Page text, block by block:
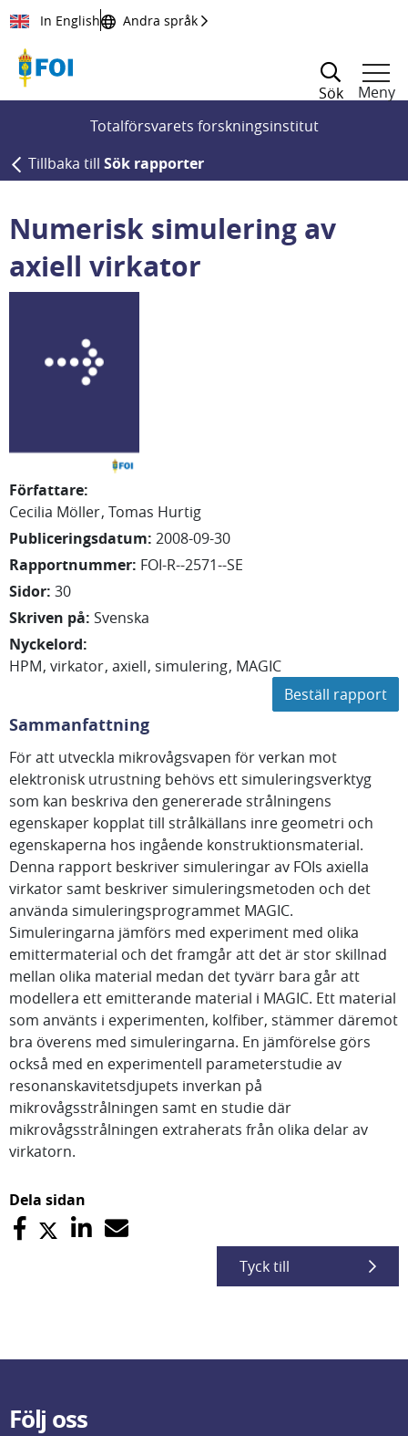
Till innehållet
In English Andra språk
Sök
Meny
Totalförsvarets forskningsinstitut
Tillbaka till Sök rapporter
Numerisk simulering av
axiell virkator
Författare:
Cecilia Möller Tomas Hurtig
Publiceringsdatum: 2008-09-30
Rapportnummer: FOI-R--2571--SE
Sidor: 30
Skriven på: Svenska
Nyckelord:
HPM virkator axiell simulering MAGIC
Beställ rapport
Sammanfattning
För att utveckla mikrovågsvapen för verkan mot
elektronisk utrustning behövs ett simuleringsverktyg
som kan beskriva den genererade strålningens
egenskaper kopplat till strålkällans inre geometri och
egenskaperna hos ingående konstruktionsmaterial.
Denna rapport beskriver simuleringar av FOIs axiella
virkator samt beskriver simuleringsmetoden och det
använda simuleringsprogrammet MAGIC.
Simuleringarna jämförs med experiment med olika
emittermaterial och det framgår att det är stor skillnad
mellan olika material medan det tyvärr bara går att
modellera ett emitterande material i MAGIC. Ett material
som använts i experimenten, kolfiber, stämmer däremot
bra överens med simuleringarna. En jämförelse görs
också med en experimentell parameterstudie av
resonanskavitetsdjupets inverkan på
mikrovågsstrålningen samt en studie där
mikrovågsstrålningen extraherats från olika delar av
virkatorn.
Dela sidan
Tyck till
Följ oss